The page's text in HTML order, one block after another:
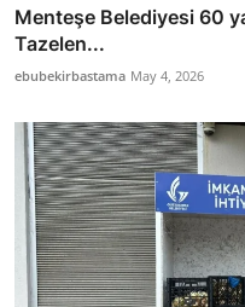
Menteşe Belediyesi 60
Tazelen...
ebubekirbastama May 4, 2026